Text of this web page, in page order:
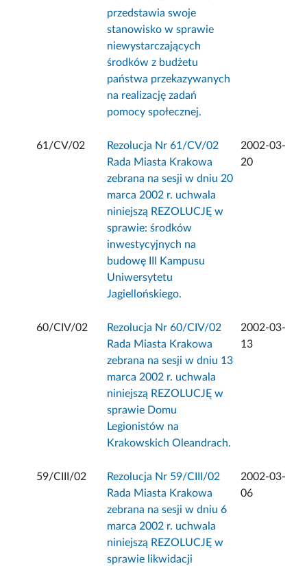
przedstawia swoje
stanowisko w sprawie
niewystarczających
środków z budżetu
państwa przekazywanych
na realizację zadań
pomocy społecznej.
61/CV/02
Rezolucja Nr 61/CV/02
Rada Miasta Krakowa
zebrana na sesji w dniu 20
marca 2002 r. uchwala
niniejszą REZOLUCJĘ w
sprawie: środków
inwestycyjnych na
budowę III Kampusu
Uniwersytetu
Jagiellońskiego.
2002-03-
20
60/CIV/02
Rezolucja Nr 60/CIV/02
Rada Miasta Krakowa
zebrana na sesji w dniu 13
marca 2002 r. uchwala
niniejszą REZOLUCJĘ w
sprawie Domu
Legionistów na
Krakowskich Oleandrach.
2002-03-
13
59/CIII/02
Rezolucja Nr 59/CIII/02
Rada Miasta Krakowa
zebrana na sesji w dniu 6
marca 2002 r. uchwala
niniejszą REZOLUCJĘ w
sprawie likwidacji
2002-03-
06